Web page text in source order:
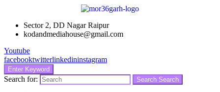
Sector 2, DD Nagar Raipur
kodandmediahouse@gmail.com
Youtube
facebooktwitterlinkedininstagram
Enter Keyword
Search for: Search Search